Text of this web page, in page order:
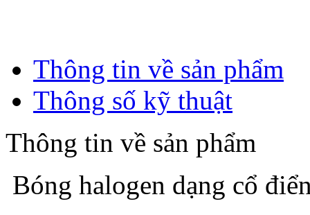
Thông tin về sản phẩm
Thông số kỹ thuật
Thông tin về sản phẩm
Bóng halogen dạng cổ